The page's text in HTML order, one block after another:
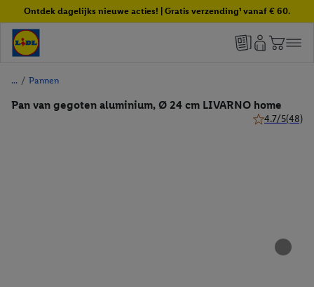
Ontdek dagelijks nieuwe acties! | Gratis verzending¹ vanaf € 60.
/ Pannen
Pan van gegoten aluminium, Ø 24 cm LIVARNO home
4.7/5(48)